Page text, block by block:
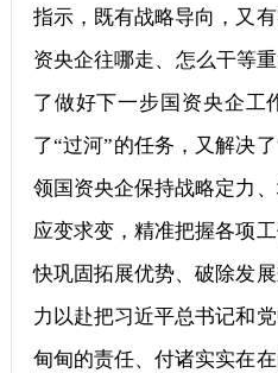
指示，既有战略导向，又
资央企往哪走、怎么干等
了做好下一步国资央企工
了“过河”的任务，又解决
领国资央企保持战略定力
应变求变，精准把握各项
快巩固拓展优势、破除发
力以赴把习近平总书记和
甸甸的责任、付诸实实在